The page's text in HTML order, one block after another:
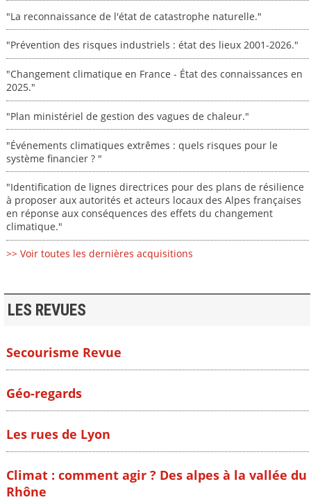
"La reconnaissance de l'état de catastrophe naturelle."
"Prévention des risques industriels : état des lieux 2001-2026."
"Changement climatique en France - État des connaissances en
2025."
"Plan ministériel de gestion des vagues de chaleur."
"Événements climatiques extrêmes : quels risques pour le
système financier ? "
"Identification de lignes directrices pour des plans de résilience
à proposer aux autorités et acteurs locaux des Alpes françaises
en réponse aux conséquences des effets du changement
climatique."
>> Voir toutes les dernières acquisitions
LES REVUES
Secourisme Revue
Géo-regards
Les rues de Lyon
Climat : comment agir ? Des alpes à la vallée du
Rhône